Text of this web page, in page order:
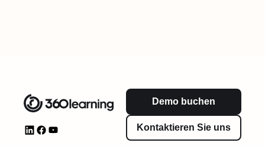
Demo buchen
Kontaktieren Sie uns